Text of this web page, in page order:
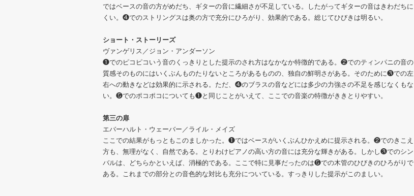
ではベースの音の方がめだち、ギターの音に繊細さが不足している。したがってギターの音はきわだちに
くい。❹でのストリングスは奥の方で充分にひろがり、効果的である。総じてひびきは明るい。
ショート・ストーリーズ
ヴァンゲリス／ジョン・アンダーソン
❶でのピコピコいう音のくっきりとした提示のされ方はなかなか特徴的である。❷でのティンパニの音の
質感そのものにはいくぶんものたりないところがあるものの、独自の鮮明さがある。そのために❸での左
右への動きなどは効果的に示される。ただ、❹のブラスの音などには多少の力強さの不足を感じなくもな
い。❺でのポコポコについても❶と同じことがいえて、ここでの音楽の特徴がききとりやすい。
第三の扉
エバーハルト・ウェーバー／ライル・メイズ
ここでの結果がもっともこのましかった。❶ではベースがいくぶんひかえめに提示される。❷でのきこえ
方も、無理がなく、自然である。とりわけピアノの高い方の音には充分な輝きがある。しかし❸でのシン
バルは、どちらかといえば、消極的である。ここで特に見事だったのは❺での木管のひびきのひろがりで
ある。これまでの部分との音色的な対比も充分についている。すっきりした提示がこのましい。